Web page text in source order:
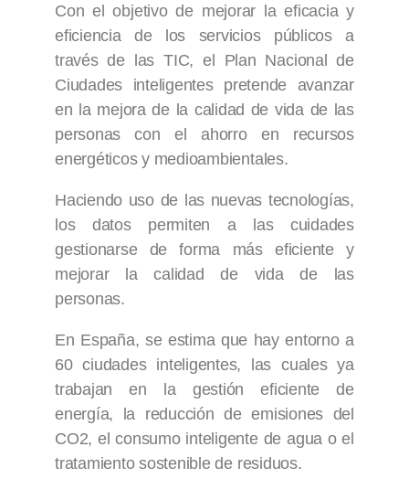
Con el objetivo de mejorar la eficacia y
eficiencia de los servicios públicos a
través de las TIC, el Plan Nacional de
Ciudades inteligentes pretende avanzar
en la mejora de la calidad de vida de las
personas con el ahorro en recursos
energéticos y medioambientales.
Haciendo uso de las nuevas tecnologías,
los datos permiten a las cuidades
gestionarse de forma más eficiente y
mejorar la calidad de vida de las
personas.
En España, se estima que hay entorno a
60 ciudades inteligentes, las cuales ya
trabajan en la gestión eficiente de
energía, la reducción de emisiones del
CO2, el consumo inteligente de agua o el
tratamiento sostenible de residuos.